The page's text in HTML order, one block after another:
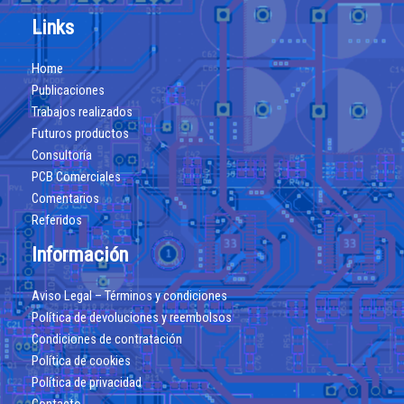
Links
Home
Publicaciones
Trabajos realizados
Futuros productos
Consultoría
PCB Comerciales
Comentarios
Referidos
Información
Aviso Legal – Términos y condiciones
Política de devoluciones y reembolsos
Condiciones de contratación
Política de cookies
Política de privacidad